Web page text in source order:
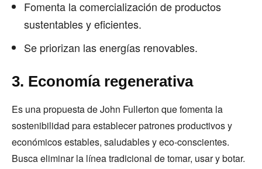
Fomenta la comercialización de productos
sustentables y eficientes.
Se priorizan las energías renovables.
3. Economía regenerativa
Es una propuesta de John Fullerton que fomenta la
sostenibilidad para establecer patrones productivos y
económicos estables, saludables y eco-conscientes.
Busca eliminar la línea tradicional de tomar, usar y botar.